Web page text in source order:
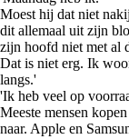
Moest hij dat niet
dit allemaal uit zijn
zijn hoofd niet met al
Dat is niet erg. Ik
langs.'
'Ik heb veel op
Meeste mensen
naar. Apple en